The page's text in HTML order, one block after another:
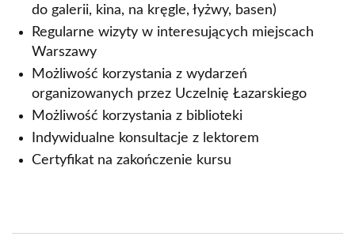
do galerii, kina, na kręgle, łyżwy, basen)
Regularne wizyty w interesujących miejscach
Warszawy
Możliwość korzystania z wydarzeń
organizowanych przez Uczelnię Łazarskiego
Możliwość korzystania z biblioteki
Indywidualne konsultacje z lektorem
Certyfikat na zakończenie kursu